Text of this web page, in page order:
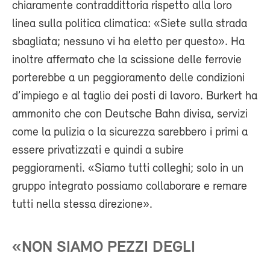
chiaramente contraddittoria rispetto alla loro
linea sulla politica climatica: «Siete sulla strada
sbagliata; nessuno vi ha eletto per questo». Ha
inoltre affermato che la scissione delle ferrovie
porterebbe a un peggioramento delle condizioni
d’impiego e al taglio dei posti di lavoro. Burkert ha
ammonito che con Deutsche Bahn divisa, servizi
come la pulizia o la sicurezza sarebbero i primi a
essere privatizzati e quindi a subire
peggioramenti. «Siamo tutti colleghi; solo in un
gruppo integrato possiamo collaborare e remare
tutti nella stessa direzione».
«NON SIAMO PEZZI DEGLI